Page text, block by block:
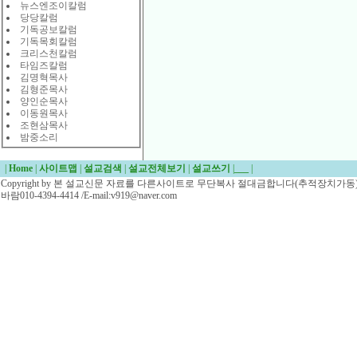
뉴스엔조이칼럼
당당칼럼
기독공보칼럼
기독목회칼럼
크리스천칼럼
타임즈칼럼
김명혁목사
김형준목사
양인순목사
이동원목사
조현삼목사
밤중소리
Home 사이트맵 설교검색 설교전체보기 설교쓰기
Copyright by 본 설교신문 자료를 다른사이트로 무단복사 절대금합니다(추적장치가
바람010-4394-4414 /E-mail:v919@naver.com